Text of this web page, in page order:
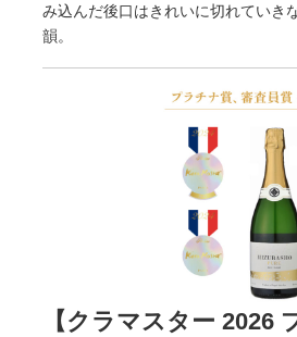
み込んだ後口はきれいに切れていき
韻。
【クラマスター 2026